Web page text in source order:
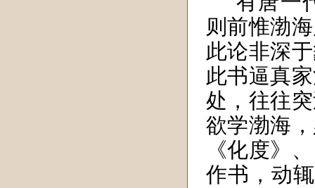
则前惟渤
此论非深
此书逼真
处，往往
欲学渤海
《化度》
作书，动